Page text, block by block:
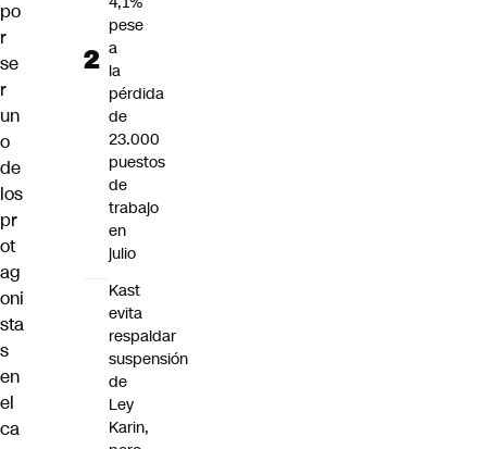
po
r
se
r
un
o
de
los
pr
ot
ag
oni
sta
s
en
el
ca
pese
a
la
pérdida
de
23.000
puestos
de
trabajo
en
julio
Kast
evita
respaldar
suspensión
de
Ley
Karin,